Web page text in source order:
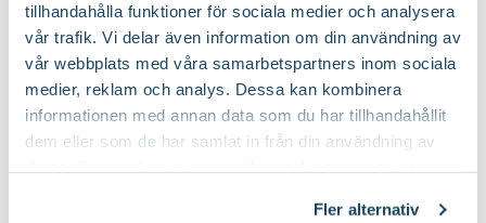
tillhandahålla funktioner för sociala medier och analysera
vår trafik. Vi delar även information om din användning av
vår webbplats med våra samarbetspartners inom sociala
medier, reklam och analys. Dessa kan kombinera
informationen med annan data som du har tillhandahållit
dem eller som de har samlat in från din användning av
Fler alternativ
Fiberpots / Fiberkruka
Nelson Garden
3990
Välj butik
Online
Fåtal i lager
Till Produkten
till Fiberpots / Fiberkruka produktsida
Sticketikett färg
Nelson Garden
Välj butik
Online
Till